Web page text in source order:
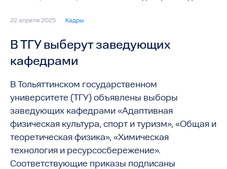
22 апреля 2025 Кадры
В ТГУ выберут заведующих
кафедрами
В Тольяттинском государственном
университете (ТГУ) объявлены выборы
заведующих кафедрами «Адаптивная
физическая культура, спорт и туризм», «Общая и
теоретическая физика», «Химическая
технология и ресурсосбережение».
Соответствующие приказы подписаны